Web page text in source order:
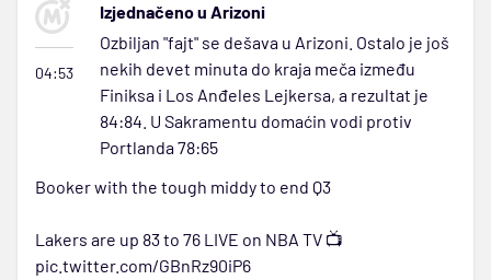
04:53
Izjednačeno u Arizoni
Ozbiljan "fajt" se dešava u Arizoni. Ostalo je još
nekih devet minuta do kraja meča između
Finiksa i Los Anđeles Lejkersa, a rezultat je
84:84. U Sakramentu domaćin vodi protiv
Portlanda 78:65
Booker with the tough middy to end Q3
Lakers are up 83 to 76 LIVE on NBA TV 📺
pic.twitter.com/GBnRz90iP6